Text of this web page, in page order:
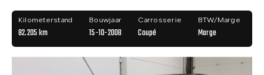
Kilometerstand
82.205 km
Bouwjaar
15-10-2008
Carrosserie
Coupé
BTW/Marge
Marge